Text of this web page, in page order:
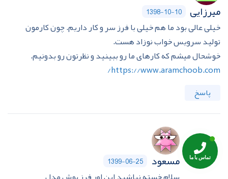
میرزایی 1398-10-10
خیلی عالی بود ما هم خیلی با فرز سر و کار داریم. چون کارمون
تولید سرویس خواب نوزاد هست.
خوشحال میشم که کارهای ما رو ببینید و نظرتون رو بدونیم.
https://www.aramchoob.com/
پاسخ
مسعود 1399-06-25